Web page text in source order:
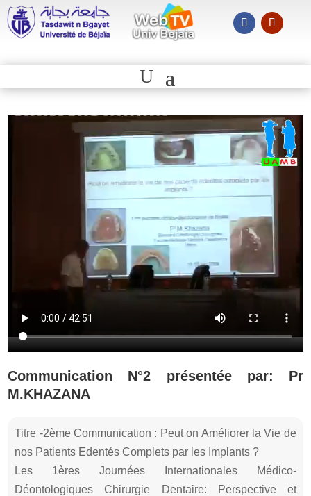
Communication N°2 présentée par: Pr
M.KHAZANA
Titre -2ème Communication : Peut on Améliorer la Vie de
nos Patients Edentés Complets par les Implants ?
Les 1ères Journées Internationales Médico-
Déontologiques Chirurgie Dentaire: Perspective et